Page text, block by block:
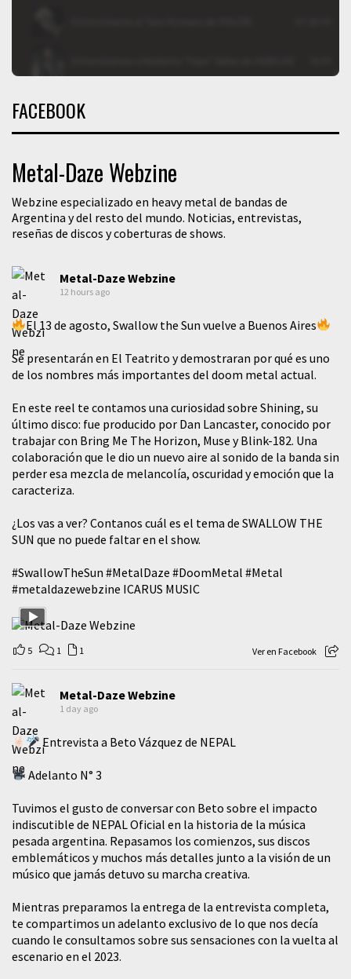
FACEBOOK
Metal-Daze Webzine
Webzine especializado en heavy metal de bandas de
Argentina y del resto del mundo. Noticias, entrevistas,
reseñas de discos y coberturas de shows.
Metal-Daze Webzine
12 hours ago
El 13 de agosto, Swallow the Sun vuelve a Buenos Aires
Se presentarán en El Teatrito y demostraran por qué es uno
de los nombres más importantes del doom metal actual.
En este reel te contamos una curiosidad sobre Shining, su
último disco: fue producido por Dan Lancaster, conocido por
trabajar con Bring Me The Horizon, Muse y Blink-182. Una
colaboración que le dio un nuevo aire al sonido de la banda sin
perder esa mezcla de melancolía, oscuridad y emoción que la
caracteriza.
¿Los vas a ver? Contanos cuál es el tema de SWALLOW THE
SUN que no puede faltar en el show.
#SwallowTheSun #MetalDaze #DoomMetal #Metal
#metaldazewebzine ICARUS MUSIC
5 1 1 Ver en Facebook
Metal-Daze Webzine
1 day ago
Entrevista a Beto Vázquez de NEPAL
Adelanto N° 3
Tuvimos el gusto de conversar con Beto sobre el impacto
indiscutible de NEPAL Oficial en la historia de la música
pesada argentina. Repasamos los comienzos, sus discos
emblemáticos y muchos más detalles junto a la visión de un
músico que jamás detuvo su marcha creativa.
Mientras preparamos la entrega de la entrevista completa,
te compartimos un adelanto exclusivo de lo que nos decía
cuando le consultamos sobre sus sensaciones con la vuelta al
escenario en el 2023.